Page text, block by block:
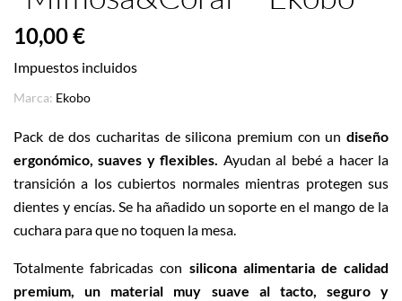
10,00 €
Impuestos incluidos
Marca: Ekobo
Pack de dos cucharitas de silicona premium con un diseño
ergonómico, suaves y flexibles. Ayudan al bebé a hacer la
transición a los cubiertos normales mientras protegen sus
dientes y encías. Se ha añadido un soporte en el mango de la
cuchara para que no toquen la mesa.
Totalmente fabricadas con silicona alimentaria de calidad
premium, un material muy suave al tacto, seguro y